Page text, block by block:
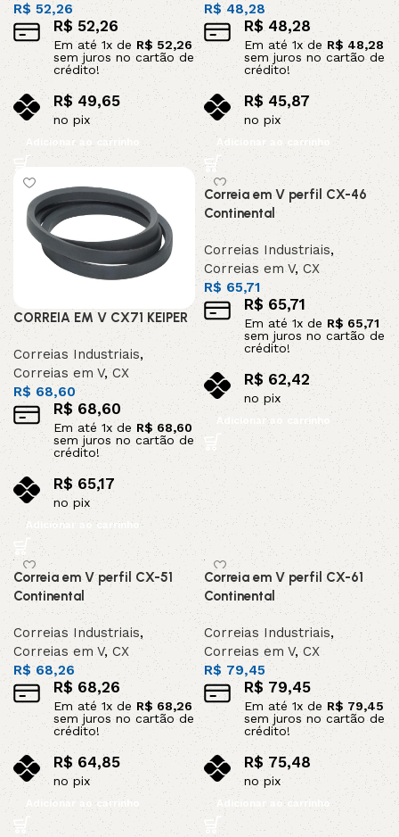
R$ 52,26
R$52,26
Em até1x de R$ 52,26
sem juros no cartão de
crédito!
R$49,65
no pix
Adicionar ao carrinho
R$48,28
R$48,28
Em até 1x deR$ 48,28
sem juros no cartão de
crédito!
R$ 45,87
no pix
Adicionar ao carrinho
CORREIA EM V CX71 KEIPER
Correias Industriais,
Correias em V,CX
R$ 68,60
R$68,60
Em até 1x de R$68,60
sem juros no cartão de
crédito!
R$65,17
no pix
Adicionar ao carrinho
Correia em V perfil CX-46
Continental
Correias Industriais,
Correias em V,CX
R$ 65,71
R$65,71
Em até1x de R$ 65,71
sem juros no cartão de
crédito!
R$62,42
no pix
Adicionar ao carrinho
Correia em V perfil CX-51
Continental
Correias Industriais,
Correias em V,CX
R$68,26
R$68,26
Em até1x de R$ 68,26
sem juros no cartão de
crédito!
R$ 64,85
no pix
Adicionar ao carrinho
Correia em V perfil CX-61
Continental
Correias Industriais,
Correias em V,CX
R$ 79,45
R$ 79,45
Em até 1x de R$ 79,45
sem juros no cartão de
crédito!
R$75,48
no pix
Adicionar ao carrinho